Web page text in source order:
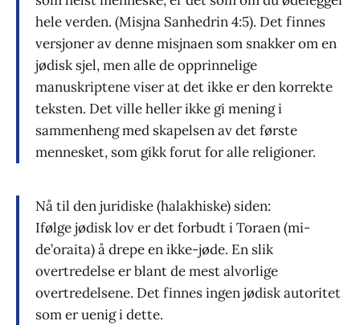
hele verden. (Misjna Sanhedrin 4:5). Det finnes
versjoner av denne misjnaen som snakker om en
jødisk sjel, men alle de opprinnelige
manuskriptene viser at det ikke er den korrekte
teksten. Det ville heller ikke gi mening i
sammenheng med skapelsen av det første
mennesket, som gikk forut for alle religioner.
Nå til den juridiske (halakhiske) siden:
Ifølge jødisk lov er det forbudt i Toraen (mi-
de’oraita) å drepe en ikke-jøde. En slik
overtredelse er blant de mest alvorlige
overtredelsene. Det finnes ingen jødisk autoritet
som er uenig i dette.